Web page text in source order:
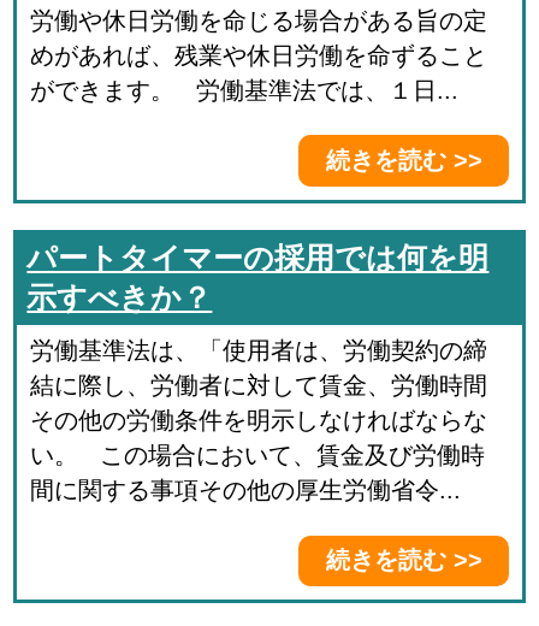
労働や休日労働を命じる場合がある旨の定
めがあれば、残業や休日労働を命ずること
ができます。 労働基準法では、１日...
続きを読む >>
パートタイマーの採用では何を明
示すべきか？
労働基準法は、「使用者は、労働契約の締
結に際し、労働者に対して賃金、労働時間
その他の労働条件を明示しなければならな
い。 この場合において、賃金及び労働時
間に関する事項その他の厚生労働省令...
続きを読む >>